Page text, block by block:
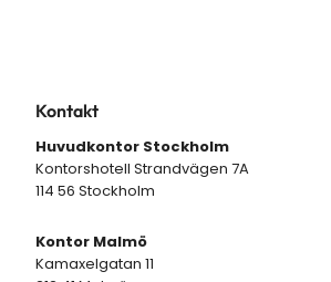
Kontakt
Huvudkontor Stockholm
Kontorshotell Strandvägen 7A
114 56 Stockholm
Kontor Malmö
Kamaxelgatan 11